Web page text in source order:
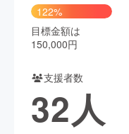
Creation
コミュニティ
122%
目標金額は
150,000円
支援者数
32人